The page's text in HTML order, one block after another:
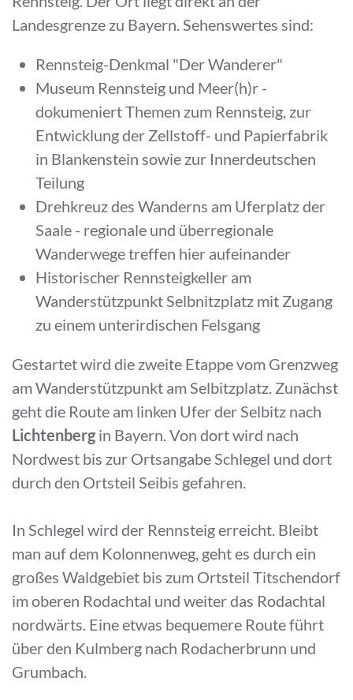
Landesgrenze zu Bayern. Sehenswertes sind:
Rennsteig-Denkmal "Der Wanderer"
Museum Rennsteig und Meer(h)r -
dokumeniert Themen zum Rennsteig, zur
Entwicklung der Zellstoff- und Papierfabrik
in Blankenstein sowie zur Innerdeutschen
Teilung
Drehkreuz des Wanderns am Uferplatz der
Saale - regionale und überregionale
Wanderwege treffen hier aufeinander
Historischer Rennsteigkeller am
Wanderstützpunkt Selbnitzplatz mit Zugang
zu einem unterirdischen Felsgang
Gestartet wird die zweite Etappe vom Grenzweg
am Wanderstützpunkt am Selbitzplatz. Zunächst
geht die Route am linken Ufer der Selbitz nach
Lichtenberg in Bayern. Von dort wird nach
Nordwest bis zur Ortsangabe Schlegel und dort
durch den Ortsteil Seibis gefahren.
In Schlegel wird der Rennsteig erreicht. Bleibt
man auf dem Kolonnenweg, geht es durch ein
großes Waldgebiet bis zum Ortsteil Titschendorf
im oberen Rodachtal und weiter das Rodachtal
nordwärts. Eine etwas bequemere Route führt
über den Kulmberg nach Rodacherbrunn und
Grumbach.